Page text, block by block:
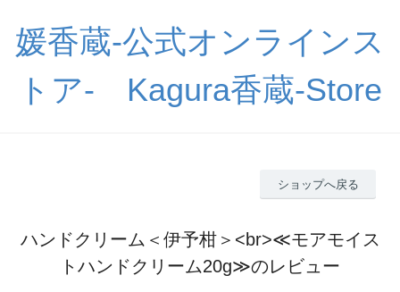
媛香蔵-公式オンラインス
トア- Kagura香蔵-Store
ショップへ戻る
ハンドクリーム＜伊予柑＞<br>≪モアモイス
トハンドクリーム20g≫のレビュー